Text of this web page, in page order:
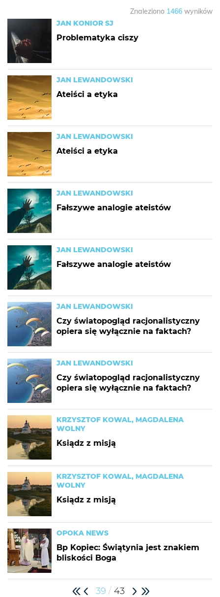
Znaleziono 1466 wyników
JAN KONIOR SJ
Problematyka ciszy
JAN LEWANDOWSKI
Ateiści a etyka
JAN LEWANDOWSKI
Ateiści a etyka
JAN LEWANDOWSKI
Fałszywe analogie ateistów
JAN LEWANDOWSKI
Fałszywe analogie ateistów
JAN LEWANDOWSKI
Czy światopogląd racjonalistyczny
opiera się wyłącznie na faktach?
JAN LEWANDOWSKI
Czy światopogląd racjonalistyczny
opiera się wyłącznie na faktach?
KRZYSZTOF KOWAL, MAGDALENA
WOLNY
Ksiądz z misją
KRZYSZTOF KOWAL, MAGDALENA
WOLNY
Ksiądz z misją
OPOKA NEWS
Bp Kopiec: Świątynia jest znakiem
bliskości Boga
39 / 43